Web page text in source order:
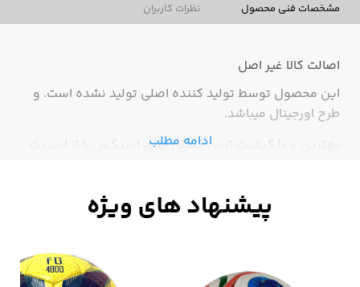
مشخصات فنی محصول نظرات کاربران
اصالت کالا غیر اصل
این محصول توسط تولید کننده اصلی تولید نشده است. و
طرح اورجینال میباشد.
بهترین و با کیفیت ترین کفش های اسیکس را از اسپرت
ادامه مطلب